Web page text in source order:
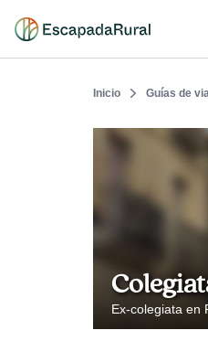
Inicio Guías de
Ex-colegiata en